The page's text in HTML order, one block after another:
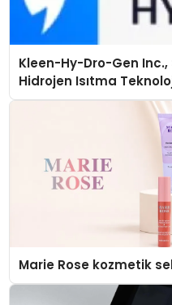
Kleen-Hy-Dro-Gen Inc.,
Hidrojen Isıtma
Düzenleyici Onaylarını
Marie Rose kozmetik